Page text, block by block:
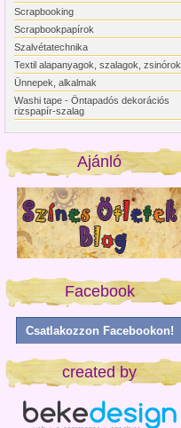
Scrapbooking
Scrapbookpapírok
Szalvétatechnika
Textil alapanyagok, szalagok, zsinórok
Ünnepek, alkalmak
Washi tape - Öntapadós dekorációs
rizspapír-szalag
Ajánló
Facebook
Csatlakozzon Facebookon!
created by